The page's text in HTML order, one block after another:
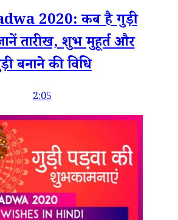
2020: कब है गुड़ी
तारीख, शुभ मुहूर्त और
बनाने की विधि
2:05